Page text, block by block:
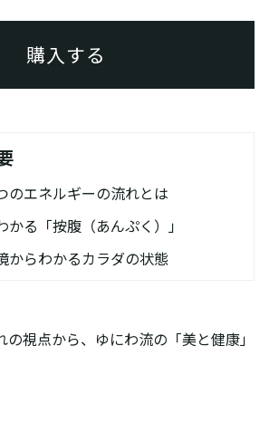
購入する
のエネルギーの流れとは
かる「按腹（あんぷく）」
からわかるカラダの状態
視点から、ゆにわ流の「美と健康」